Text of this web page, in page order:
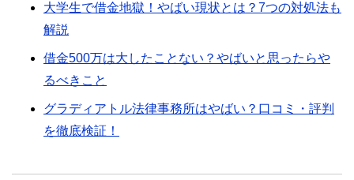
大学生で借金地獄！やばい現状とは？7つの対処法も
解説
借金500万は大したことない？やばいと思ったらや
るべきこと
グラディアトル法律事務所はやばい？口コミ・評判
を徹底検証！